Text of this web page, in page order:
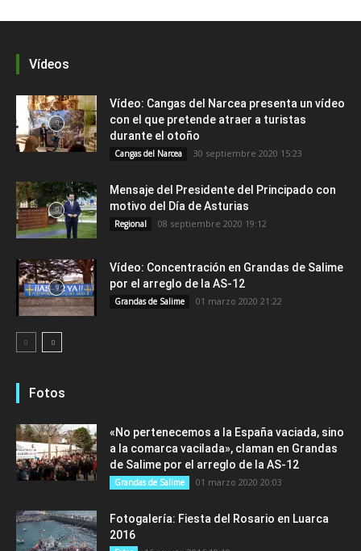
Vídeos
Vídeo: Cangas del Narcea presenta un vídeo
con el que pretende atraer a turistas
durante el otoño
Cangas del Narcea 30 septiembre 2020 15:23
Mensaje del Presidente del Principado con
motivo del Día de Asturias
Regional 08 septiembre 2020 19:12
Vídeo: Concentración en Grandas de Salime
por el arreglo de la AS-12
Grandas de Salime 01 marzo 2020 21:22
Fotos
«No pertenecemos a la España vaciada, sino
a la comarca vacilada», claman en Grandas
de Salime por el arreglo de la AS-12
Grandas de Salime 01 marzo 2020 20:03
Fotogalería: Fiesta del Rosario en Luarca
2016